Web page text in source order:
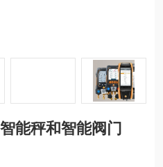
能秤和智能阀门